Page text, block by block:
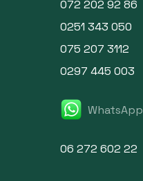
072 202 92 86
0251 343 050
075 207 3112
0297 445 003
WhatsApp
06 272 602 22